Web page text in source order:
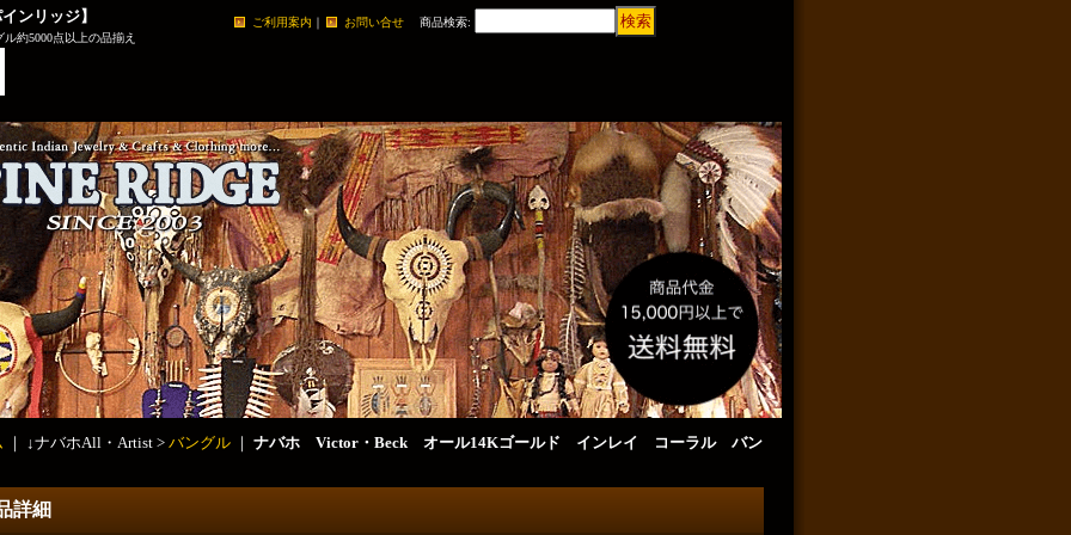
ンリッジ】
約5000点以上の品揃え
ご利用案内 ｜ お問い合せ 商品検索:
｜ ↓ナバホAll・Artist > バングル ｜ ナバホ Victor・Beck オール14Kゴールド インレイ コーラル バン
詳細